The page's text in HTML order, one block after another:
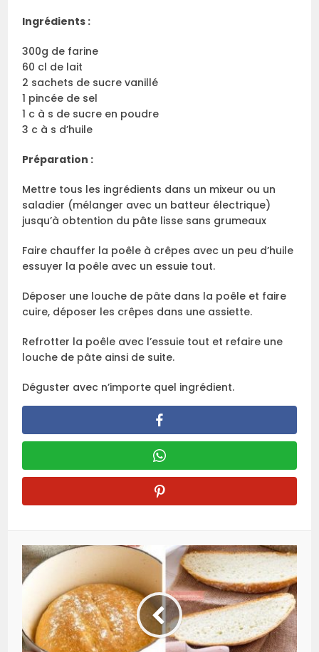
Ingrédients :
300g de farine
60 cl de lait
2 sachets de sucre vanillé
1 pincée de sel
1 c à s de sucre en poudre
3 c à s d’huile
Préparation :
Mettre tous les ingrédients dans un mixeur ou un
saladier (mélanger avec un batteur électrique)
jusqu’à obtention du pâte lisse sans grumeaux
Faire chauffer la poêle à crêpes avec un peu d’huile
essuyer la poêle avec un essuie tout.
Déposer une louche de pâte dans la poêle et faire
cuire, déposer les crêpes dans une assiette.
Refrotter la poêle avec l’essuie tout et refaire une
louche de pâte ainsi de suite.
Déguster avec n’importe quel ingrédient.